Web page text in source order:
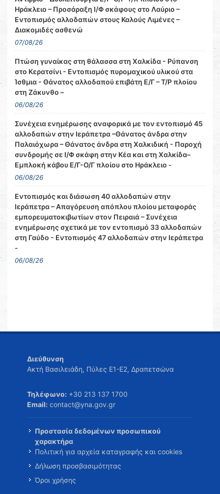
Ηράκλειο – Προσάραξη Ι/Φ σκάφους στο Λαύριο –
Εντοπισμός αλλοδαπών στους Καλούς Λιμένες –
Διακομιδές ασθενώ
07/08/26
Πτώση γυναίκας στη θάλασσα στη Χαλκίδα - Ρύπανση
στο Κερατσίνι - Εντοπισμός πυρομαχικού υλικού στα
Ίσθμια - Θάνατος αλλοδαπού επιβάτη Ε/Γ – Τ/Ρ πλοίου
στη Ζάκυνθο –
06/08/26
Συνέχεια ενημέρωσης αναφορικά με τον εντοπισμό 45
αλλοδαπών στην Ιεράπετρα –Θάνατος άνδρα στην
Παλαιόχωρα – Θάνατος άνδρα στη Χαλκιδική - Παροχή
συνδρομής σε Ι/Φ σκάφη στην Κέα και στη Χαλκίδα–
Εμπλοκή κάβου Ε/Γ-Ο/Γ πλοίου στο Ηράκλειο -
06/08/26
Εντοπισμός και διάσωση 40 αλλοδαπών στην
Ιεράπετρα – Απαγόρευση απόπλου πλοίου μεταφοράς
εμπορευματοκιβωτίων στον Πειραιά – Συνέχεια
ενημέρωσης σχετικά με τον εντοπισμό 33 αλλοδαπών
στη Γαύδο - Εντοπισμός 47 αλλοδαπών στην Ιεράπετρα
-
06/08/26
Διεύθυνση
Ακτή Βασιλειάδη, Πύλες Ε1-Ε2, Δραπετσώνα
Τηλέφωνο: +30 213 137 1700
Email: contact@yna.gov.gr
Προστασία δεδομένων προσωπικού
χαρακτήρα
Πολιτική για αρχεία καταγραφής και cookies
Δήλωση προσβασιμότητας
Όροι χρήσης